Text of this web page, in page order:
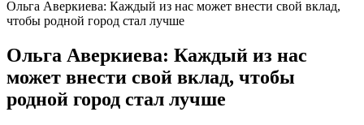
Ольга Аверкиева: Каждый из нас может внести свой вклад,
чтобы родной город стал лучше
Ольга Аверкиева: Каждый из нас
может внести свой вклад, чтобы
родной город стал лучше